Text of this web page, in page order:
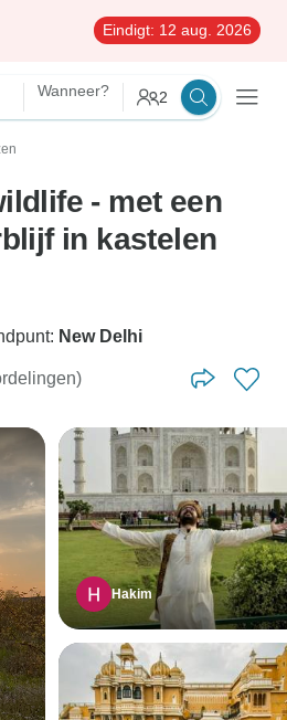
Eindigt: 12 aug. 2026
Wanneer? 2
- met een
in kastelen
New Delhi
Hakim